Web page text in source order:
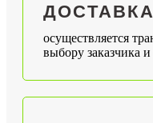
осуществляется
выбору заказчика и